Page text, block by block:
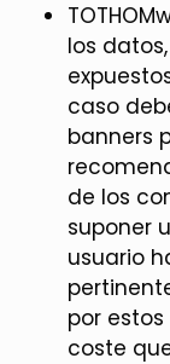
los
caso
banners
de los
suponer
usuario
por
coste